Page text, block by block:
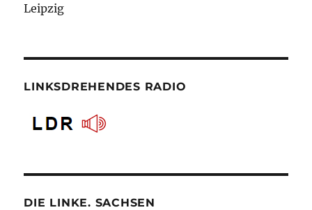
Leipzig
LINKSDREHENDES RADIO
DIE LINKE. SACHSEN